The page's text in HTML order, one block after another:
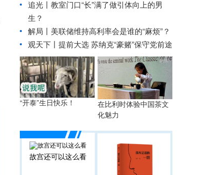
追光丨 教室门口“长”满了做引体向上的男
生？
解局丨美联储维持高利率会是谁的“麻烦”？
观天下丨提前大选 苏纳克“豪赌”保守党前途
“开泰”生日快乐！
在比利时体验中国茶文
化魅力
故宫还可以这么看